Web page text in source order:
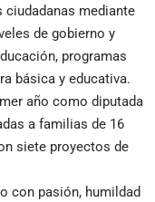
ciudadanas mediante
de gobierno y
programas
básica y educativa.
año como diputada
a familias de 16
siete proyectos de
con pasión, humildad